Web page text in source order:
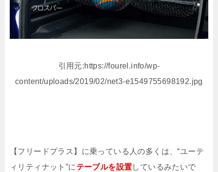
引用元:https://fourel.info/wp-
content/uploads/2019/02/net3-e1549755698192.jpg
【フリードプラス】に乗っている人の多くは、“ユーテ
ィリティナット”にテーブルを設置しているみたいで